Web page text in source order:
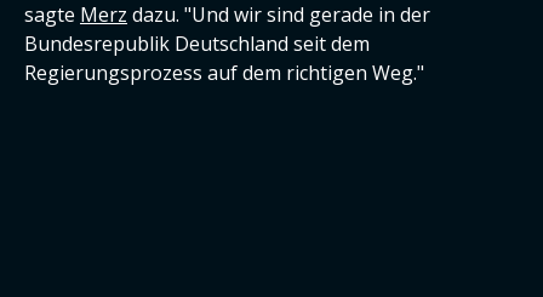
sagte Merz dazu. "Und wir sind gerade in der
Bundesrepublik Deutschland seit dem
Regierungsprozess auf dem richtigen Weg."